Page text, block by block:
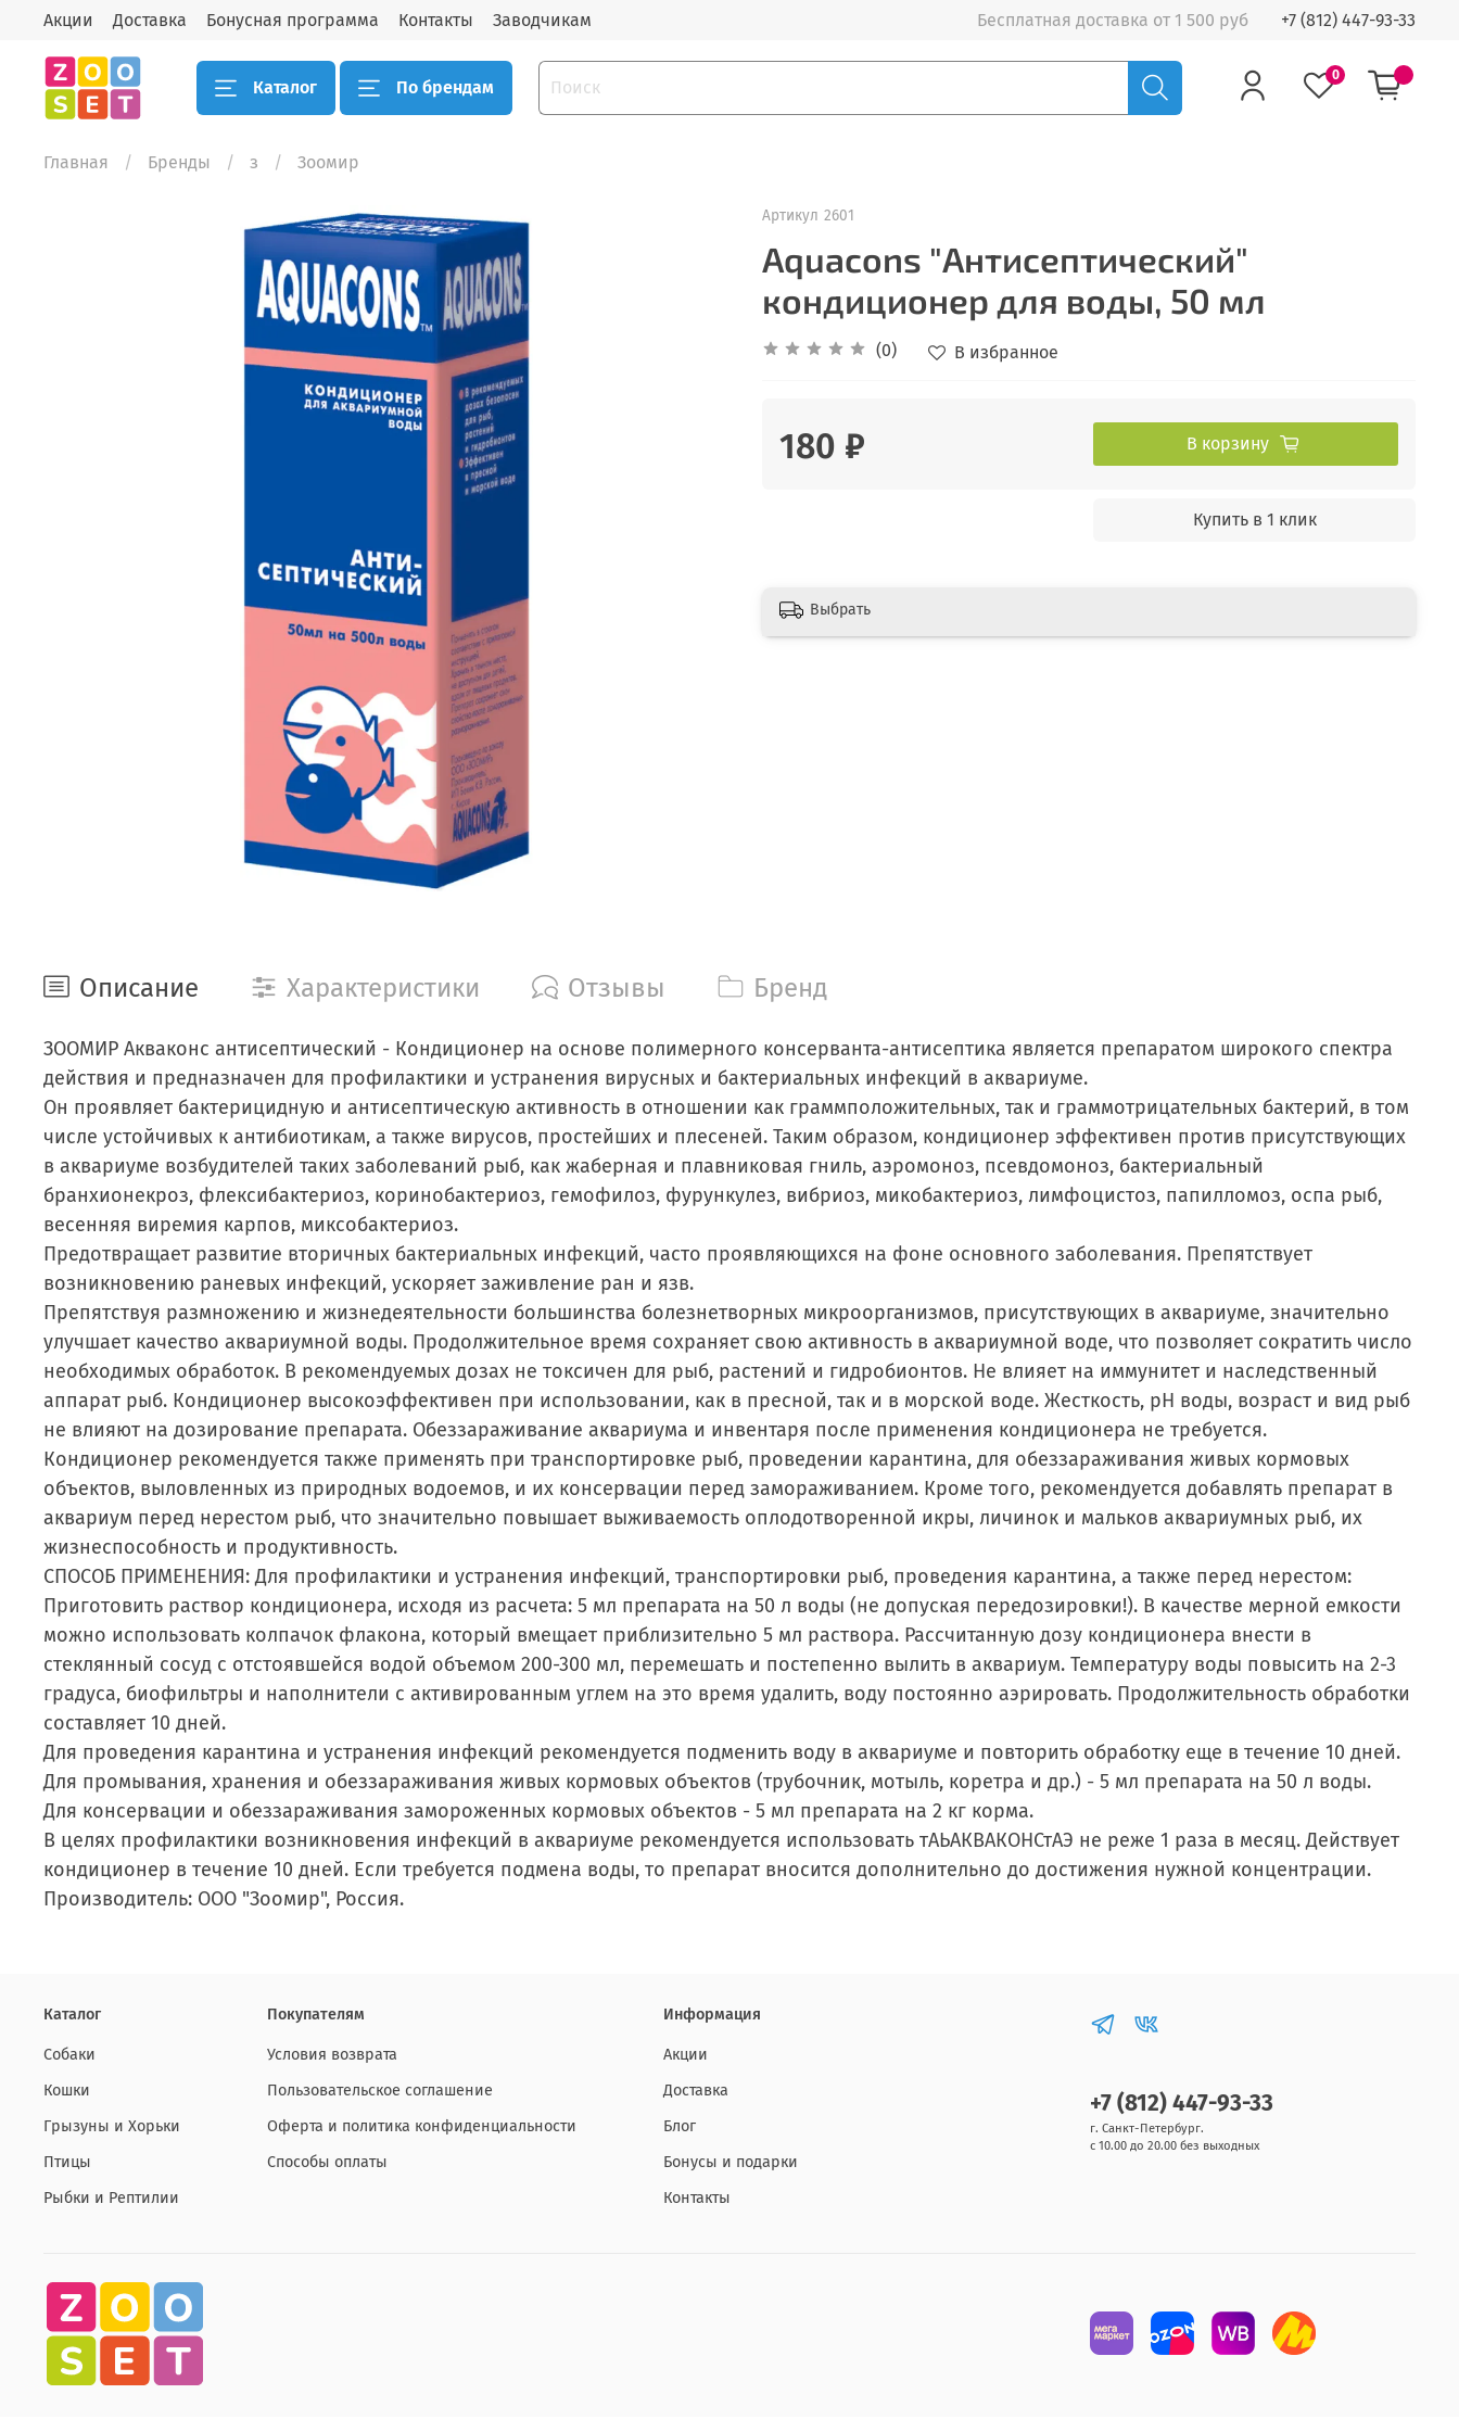
Акции Доставка Бонусная программа Контакты Заводчикам Бесплатная доставка от 1 500 руб +7 (812) 447-93-33
Каталог По брендам
0
Главная Бренды з Зooмир
Артикул 2601
Aquacons "Антисептический"
кондиционер для воды, 50 мл
(0) В избранное
180 ₽ В корзину
Купить в 1 клик
Выбрать
Описание Характеристики Отзывы Бренд
ЗООМИР Акваконс антисептический - Кондиционер на основе полимерного консерванта-антисептика является препаратом широкого спектра
действия и предназначен для профилактики и устранения вирусных и бактериальных инфекций в аквариуме.
Он проявляет бактерицидную и антисептическую активность в отношении как граммположительных, так и граммотрицательных бактерий, в том
числе устойчивых к антибиотикам, а также вирусов, простейших и плесеней. Таким образом, кондиционер эффективен против присутствующих
в аквариуме возбудителей таких заболеваний рыб, как жаберная и плавниковая гниль, аэромоноз, псевдомоноз, бактериальный
бранхионекроз, флексибактериоз, коринобактериоз, гемофилоз, фурункулез, вибриоз, микобактериоз, лимфоцистоз, папилломоз, оспа рыб,
весенняя виремия карпов, миксобактериоз.
Предотвращает развитие вторичных бактериальных инфекций, часто проявляющихся на фоне основного заболевания. Препятствует
возникновению раневых инфекций, ускоряет заживление ран и язв.
Препятствуя размножению и жизнедеятельности большинства болезнетворных микроорганизмов, присутствующих в аквариуме, значительно
улучшает качество аквариумной воды. Продолжительное время сохраняет свою активность в аквариумной воде, что позволяет сократить число
необходимых обработок. В рекомендуемых дозах не токсичен для рыб, растений и гидробионтов. Не влияет на иммунитет и наследственный
аппарат рыб. Кондиционер высокоэффективен при использовании, как в пресной, так и в морской воде. Жесткость, pH воды, возраст и вид рыб
не влияют на дозирование препарата. Обеззараживание аквариума и инвентаря после применения кондиционера не требуется.
Кондиционер рекомендуется также применять при транспортировке рыб, проведении карантина, для обеззараживания живых кормовых
объектов, выловленных из природных водоемов, и их консервации перед замораживанием. Кроме того, рекомендуется добавлять препарат в
аквариум перед нерестом рыб, что значительно повышает выживаемость оплодотворенной икры, личинок и мальков аквариумных рыб, их
жизнеспособность и продуктивность.
СПОСОБ ПРИМЕНЕНИЯ: Для профилактики и устранения инфекций, транспортировки рыб, проведения карантина, а также перед нерестом:
Приготовить раствор кондиционера, исходя из расчета: 5 мл препарата на 50 л воды (не допуская передозировки!). В качестве мерной емкости
можно использовать колпачок флакона, который вмещает приблизительно 5 мл раствора. Рассчитанную дозу кондиционера внести в
стеклянный сосуд с отстоявшейся водой объемом 200-300 мл, перемешать и постепенно вылить в аквариум. Температуру воды повысить на 2-3
градуса, биофильтры и наполнители с активированным углем на это время удалить, воду постоянно аэрировать. Продолжительность обработки
составляет 10 дней.
Для проведения карантина и устранения инфекций рекомендуется подменить воду в аквариуме и повторить обработку еще в течение 10 дней.
Для промывания, хранения и обеззараживания живых кормовых объектов (трубочник, мотыль, коретра и др.) - 5 мл препарата на 50 л воды.
Для консервации и обеззараживания замороженных кормовых объектов - 5 мл препарата на 2 кг корма.
В целях профилактики возникновения инфекций в аквариуме рекомендуется использовать тАЬАКВАКОНСтАЭ не реже 1 раза в месяц. Действует
кондиционер в течение 10 дней. Если требуется подмена воды, то препарат вносится дополнительно до достижения нужной концентрации.
Производитель: ООО "Зоомир", Россия.
Каталог
Собаки
Кошки
Грызуны и Хорьки
Птицы
Рыбки и Рептилии
Покупателям
Условия возврата
Пользовательское соглашение
Оферта и политика конфиденциальности
Способы оплаты
Информация
Акции
Доставка
Блог
Бонусы и подарки
Контакты
+7 (812) 447-93-33
г. Санкт-Петербург.
с 10.00 до 20.00 без выходных